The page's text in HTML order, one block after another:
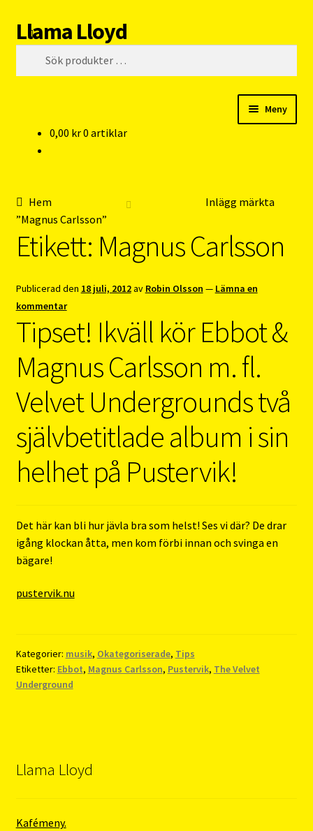
Hoppa
till
navigering
Hoppa
till
innehåll
Llama Lloyd
Sök
Meny
Cykelpendlarcoach
Blogg
Vision
0,00 kr0 artiklar
Hem
Inlägg märkta
”Magnus Carlsson”
Etikett: Magnus Carlsson
Publicerad den 18 juli, 2012av Robin Olsson — Lämna en
kommentar
Tipset! Ikväll kör Ebbot &
Magnus Carlsson m. fl.
Velvet Undergrounds två
självbetitlade album i sin
helhet på Pustervik!
Det här kan bli hur jävla bra som helst! Ses vi där? De drar
igång klockan åtta, men kom förbi innan och svinga en
bägare!
pustervik.nu
Kategorier: musik, Okategoriserade, Tips
Etiketter: Ebbot, Magnus Carlsson, Pustervik, The Velvet
Underground
Llama Lloyd
Kafémeny.